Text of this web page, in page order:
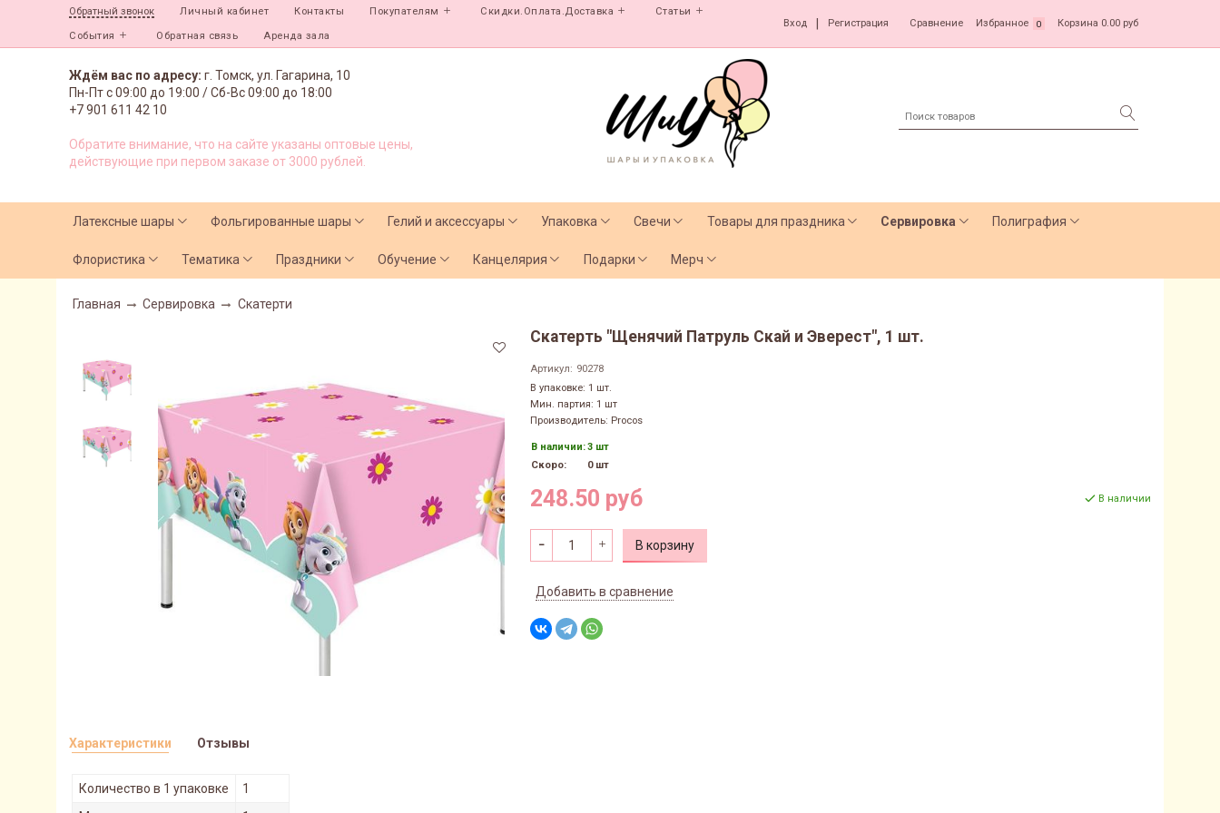
Обратный звонок Личный кабинет Контакты Покупателям Скидки.Оплата.Доставка Статьи
События Обратная связь Аренда зала
Вход Регистрация Сравнение Избранное 0 Корзина 0.00 руб
Ждём вас по адресу: г. Томск, ул. Гагарина, 10
Пн-Пт с09:00 до 19:00 /Сб-Вс 09:00 до 18:00
+7 901 611 42 10
Обратите внимание, что на сайте указаны оптовые цены,
действующие при первом заказе от 3000 рублей.
Латексные шары Фольгированные шары Гелий и аксессуары Упаковка Свечи Товары для праздника Сервировка Полиграфия
Флористика Тематика Праздники Обучение Канцелярия Подарки Мерч
Главная Сервировка Скатерти
Скатерть "Щенячий Патруль Скай и Эверест", 1 шт.
Артикул: 90278
В упаковке: 1 шт.
Мин. партия: 1 шт
Производитель: Procos
В наличии:3 шт
Скоро:
0 шт
248.50 руб В наличии
В корзину
Добавить в сравнение
Характеристики
Количество в 1 упаковке
1
Отзывы